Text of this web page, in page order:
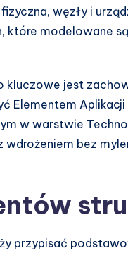
węzły i
które modelowane
kluczowe jest
Elementem
w warstwie
bez
przypisać